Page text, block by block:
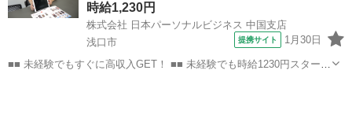
時給1,230円
株式会社 日本パーソナルビジネス 中国支店
浅口市
提携サイト 1月30日
■■ 未経験でもすぐに高収入GET！ ■■ 未経験でも時給1230円スタート